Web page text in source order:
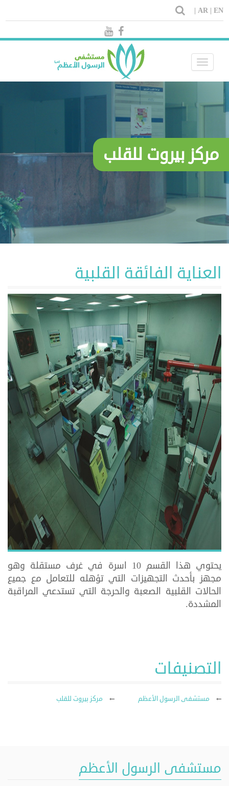
AR | EN |
Toggle
navigation
مركز بيروت للقلب
العناية الفائقة القلبية
يحتوي هذا القسم 10 اسرة في غرف مستقلة وهو
مجهز بأحدث التجهيزات التي تؤهله للتعامل مع جميع
الحالات القلبية الصعبة والحرجة التي تستدعي المراقبة
المشددة.
التصنيفات
مستشفى الرسول الأعظم مركز بيروت للقلب
مستشفى الرسول الأعظم